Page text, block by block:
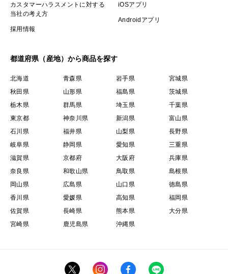
カスタマーハラスメントに対する
当社の考え方
採用情報
iOSアプリ
Androidアプリ
都道府県（産地）から商品を探す
北海道 青森県 岩手県
宮城県
秋田県
山形県 福島県
茨城県
栃木県
群馬県 埼玉県
千葉県
東京都
神奈川県 新潟県
富山県
石川県
福井県 山梨県
長野県
岐阜県
静岡県 愛知県
三重県
滋賀県
京都府 大阪府
兵庫県
奈良県
和歌山県 鳥取県
島根県
岡山県
広島県 山口県
徳島県
香川県
愛媛県 高知県
福岡県
佐賀県
長崎県 熊本県
大分県
宮崎県
鹿児島県 沖縄県